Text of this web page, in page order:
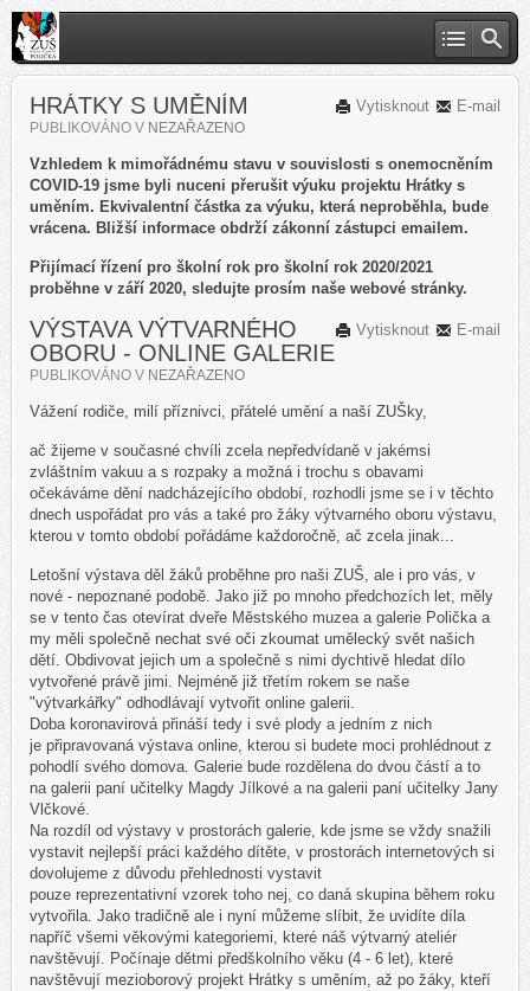
E-mail
Vytisknout
HRÁTKY S UMĚNÍM
PUBLIKOVÁNO V NEZAŘAZENO
Vzhledem k mimořádnému stavu v souvislosti s onemocněním
COVID-19 jsme byli nuceni přerušit výuku projektu Hrátky s
uměním. Ekvivalentní částka za výuku, která neproběhla, bude
vrácena. Bližší informace obdrží zákonní zástupci emailem.
Přijímací řízení pro školní rok pro školní rok 2020/2021
proběhne v září 2020, sledujte prosím naše webové stránky.
E-mail
Vytisknout
VÝSTAVA VÝTVARNÉHO
OBORU - ONLINE GALERIE
PUBLIKOVÁNO V NEZAŘAZENO
Vážení rodiče, milí příznivci, přátelé umění a naší ZUŠky,
ač žijeme v současné chvíli zcela nepředvídaně v jakémsi
zvláštním vakuu a s rozpaky a možná i trochu s obavami
očekáváme dění nadcházejícího období, rozhodli jsme se i v těchto
dnech uspořádat pro vás a také pro žáky výtvarného oboru výstavu,
kterou v tomto období pořádáme každoročně, ač zcela jinak...
Letošní výstava děl žáků proběhne pro naši ZUŠ, ale i pro vás, v
nové - nepoznané podobě. Jako již po mnoho předchozích let, měly
se v tento čas otevírat dveře Městského muzea a galerie Polička a
my měli společně nechat své oči zkoumat umělecký svět našich
dětí. Obdivovat jejich um a společně s nimi dychtivě hledat dílo
vytvořené právě jimi. Nejméně již třetím rokem se naše
"výtvarkářky" odhodlávají vytvořit online galerii.
Doba koronavirová přináší tedy i své plody a jedním z nich
je připravovaná výstava online, kterou si budete moci prohlédnout z
pohodlí svého domova. Galerie bude rozdělena do dvou částí a to
na galerii paní učitelky Magdy Jílkové a na galerii paní učitelky Jany
Vlčkové.
Na rozdíl od výstavy v prostorách galerie, kde jsme se vždy snažili
vystavit nejlepší práci každého dítěte, v prostorách internetových si
dovolujeme z důvodu přehlednosti vystavit
pouze reprezentativní vzorek toho nej, co daná skupina během roku
vytvořila. Jako tradičně ale i nyní můžeme slíbit, že uvidíte díla
napříč všemi věkovými kategoriemi, které náš výtvarný ateliér
navštěvují. Počínaje dětmi předškolního věku (4 - 6 let), které
navštěvují mezioborový projekt Hrátky s uměním, až po žáky, kteří